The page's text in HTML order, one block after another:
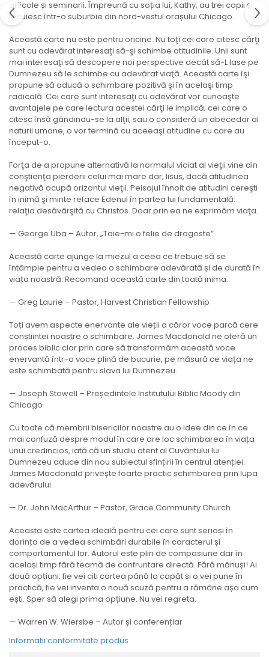
articole și seminarii. Împreună cu soția lui, Kathy, au trei copii și
locuiesc într-o suburbie din nord-vestul orașului Chicago.
Această carte nu este pentru oricine. Nu toţi cei care citesc cărţi
sunt cu adevărat interesaţi să-şi schimbe atitudinile. Unii sunt
mai interesaţi să descopere noi perspective decât să-L lase pe
Dumnezeu să le schimbe cu adevărat viaţă. Această carte îşi
propune să aducă o schimbare pozitivă şi în acelaşi timp
radicală. Cei care sunt interesaţi cu adevărat vor cunoaşte
avantajele pe care lectura acestei cărţi le implică; cei care o
citesc însă gândindu-se la alţii, sau o consideră un abecedar al
naturii umane, o vor termină cu aceeaşi atitudine cu care au
început-o.
Forţa de a propune alternativă la normalul viciat al vieţii vine din
conştienţa pierderii celui mai mare dar, Iisus, dacă atitudinea
negativă ocupă orizontul vieţii. Peisajul înnoit de atitudini cereşti
în inimă şi minte reface Edenul în partea lui fundamentală:
relaţia desăvârşită cu Christos. Doar prin ea ne exprimăm viaţa.
— George Uba – Autor, „Taie-mi o felie de dragoste”
Această carte ajunge la miezul a ceea ce trebuie să se
întâmple pentru a vedea o schimbare adevărată și de durată în
viața noastră. Recomand această carte din toată inima.
— Greg Laurie – Pastor, Harvest Christian Fellowship
Toți avem aspecte enervante ale vieții a căror voce parcă cere
conștiintei noastre o schimbare. James Macdonald ne oferă un
proces biblic clar prin care să transformăm această voce
enervantă într-o voce plină de bucurie, pe măsură ce viața ne
este schimbată pentru slava lui Dumnezeu.
— Joseph Stowell – Președintele Institutului Biblic Moody din
Chicago
Cu toate că membrii bisericilor noastre au o idee din ce în ce
mai confuză despre modul în care are loc schimbarea în viața
unui credincios, iată că un studiu atent al Cuvântului lui
Dumnezeu aduce din nou subiectul sfințirii în centrul atenției.
James Macdonald privește foarte practic schimbarea prin lupa
adevărului.
— Dr. John MacArthur – Pastor, Grace Community Church
Aceasta este cartea ideală pentru cei care sunt serioși în
dorința de a vedea schimbări durabile în caracterul și
comportamentul lor. Autorul este plin de compasiune dar în
același timp fără teamă de confruntare directă. Fără mănuși! Ai
două opțiuni: fie vei citi cartea până la capăt și o vei pune în
practică, fie vei inventa o nouă scuză pentru a rămâne așa cum
ești. Sper să alegi prima opțiune. Nu vei regreta.
— Warren W. Wiersbe – Autor și conferențiar
Informatii conformitate produs